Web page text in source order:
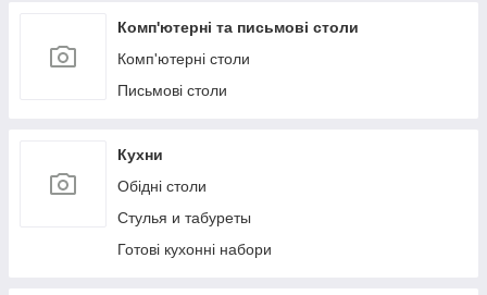
Комп'ютерні та письмові столи
Комп'ютерні столи
Письмові столи
Кухни
Обідні столи
Стулья и табуреты
Готові кухонні набори